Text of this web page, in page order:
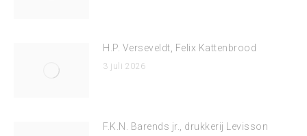
H.P. Verseveldt, Felix Kattenbrood
3 juli 2026
F.K.N. Barends jr., drukkerij Levisson